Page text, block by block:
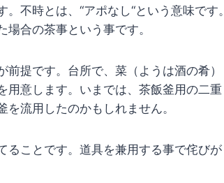
不時とは、“アポなし“という意味です。
合の茶事という事です。
提です。台所で、菜（ようは酒の肴）
用意します。いまでは、茶飯釜用の二重
流用したのかもしれません。
ることです。道具を兼用する事で侘びが